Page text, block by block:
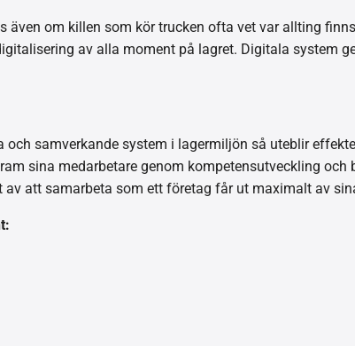
även om killen som kör trucken ofta vet var allting
av alla moment på lagret. Digitala system
och samverkande system i lagermiljön så uteblir
sina medarbetare genom kompetensutveckling och
att samarbeta som ett företag får ut maximalt av